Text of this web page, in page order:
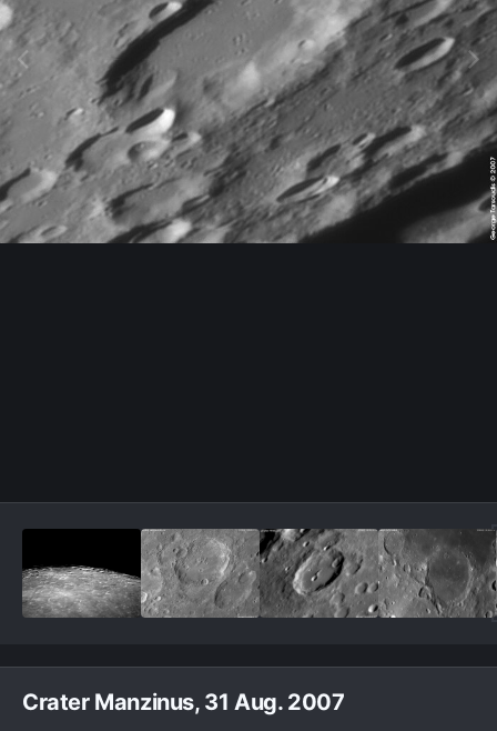
Crater Manzinus, 31 Aug. 2007